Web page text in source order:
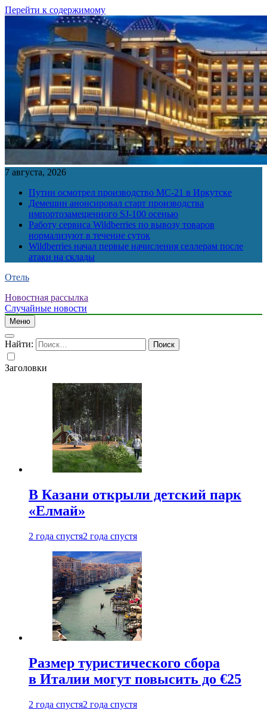
Перейти к содержимому
7 августа, 2026
Путин осмотрел производство МС-21 в Иркутске
Демешин анонсировал старт производства
импортозамещенного SJ-100 осенью
Работу сервиса Wildberries по вывозу товаров
нормализуют в течение суток
Wildberries начал первые начисления селлерам после
атаки на склады
Отель
Новостная рассылка
Случайные новости
Меню
Найти:
Заголовки
В Казани открыли детский парк
«Елмай»
2 года спустя2 года спустя
Размер туристического сбора
в Италии могут повысить до €25
2 года спустя2 года спустя